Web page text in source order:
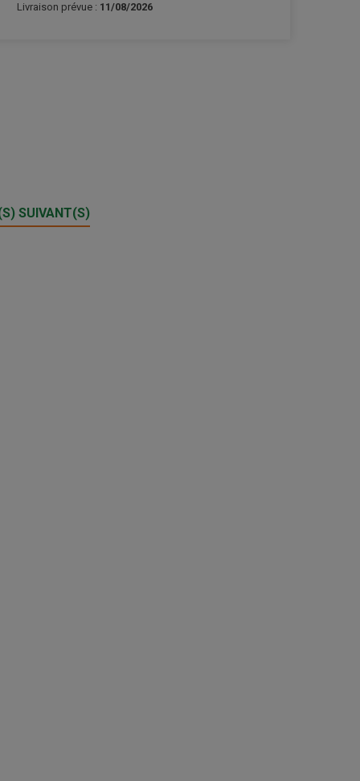
Livraison prévue : 11/08/2026
SUIVANT(S)